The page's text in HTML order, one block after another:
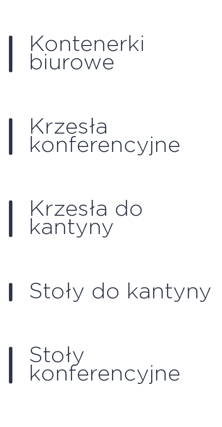
Kontenerki
biurowe
Krzesła
konferencyjne
Krzesła do
kantyny
Stoły do kantyny
Stoły
konferencyjne